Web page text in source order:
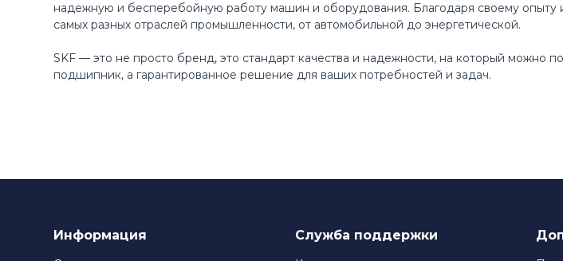
надежную и бесперебойную работу машин и оборудования. Благодаря своему
самых разных отраслей промышленности, от автомобильной до энергетической.
SKF — это не просто бренд, это стандарт качества и надежности, на который можно
подшипник, а гарантированное решение для ваших потребностей и задач.
Информация Служба поддержки